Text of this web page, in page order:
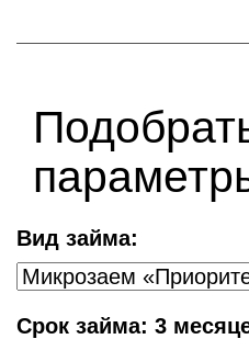
Вид займа:
Срок займа: 3